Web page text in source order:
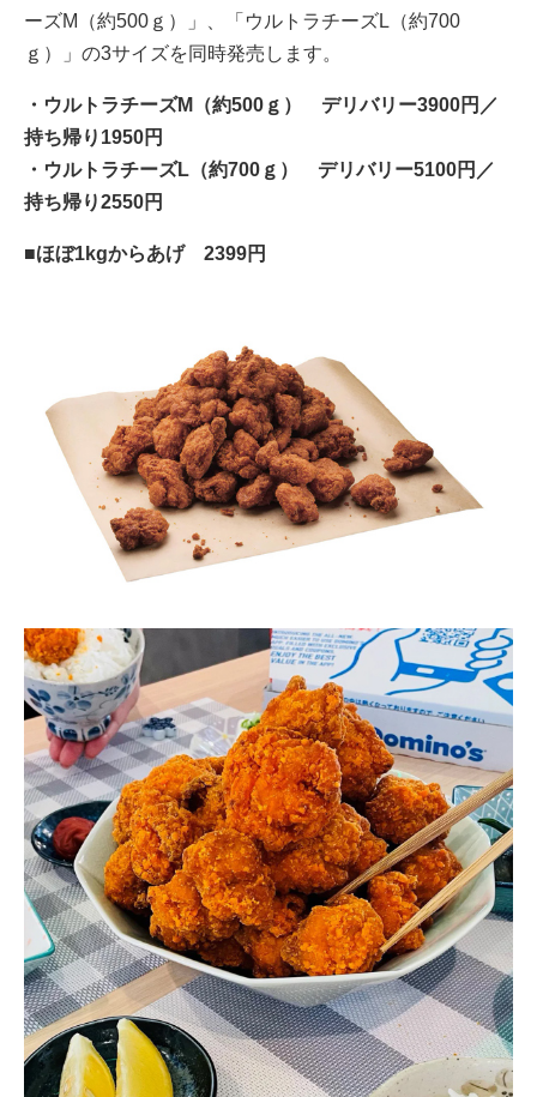
ーズM（約500ｇ）」、「ウルトラチーズL（約700
ｇ）」の3サイズを同時発売します。
・ウルトラチーズM（約500ｇ） デリバリー3900円／
持ち帰り1950円
・ウルトラチーズL（約700ｇ） デリバリー5100円／
持ち帰り2550円
■ほぼ1kgからあげ 2399円